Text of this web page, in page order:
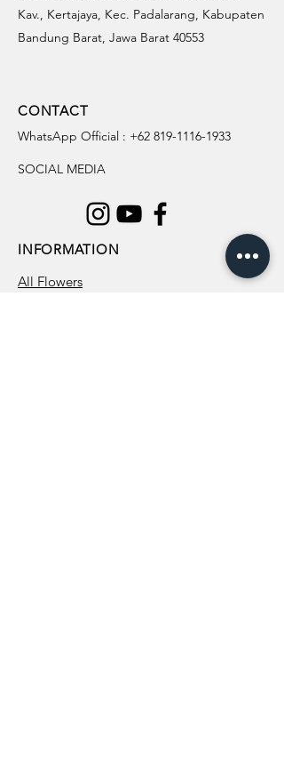
Kav., Kertajaya, Kec. Padalarang, Kabupaten
Bandung Barat, Jawa Barat 40553
CONTACT
WhatsApp Official : +62 819-1116-1933
SOCIAL MEDIA
INFORMATION
All Flowers